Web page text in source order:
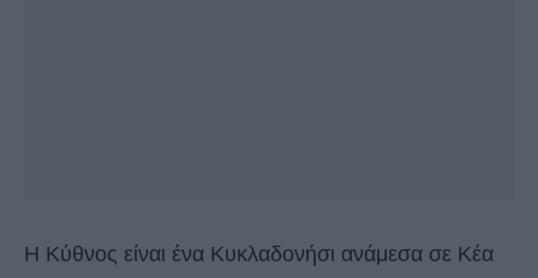
Η Κύθνος είναι ένα Κυκλαδονήσι ανάμεσα σε Κέα